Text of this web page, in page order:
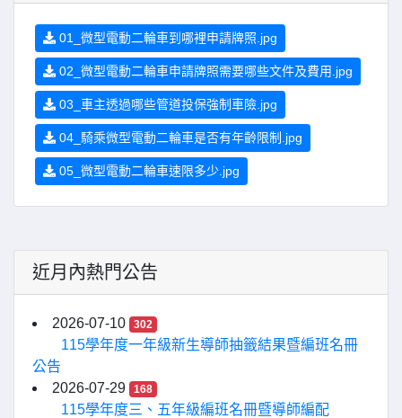
01_微型電動二輪車到哪裡申請牌照.jpg
02_微型電動二輪車申請牌照需要哪些文件及費用.jpg
03_車主透過哪些管道投保強制車險.jpg
04_騎乘微型電動二輪車是否有年齡限制.jpg
05_微型電動二輪車速限多少.jpg
近月內熱門公告
2026-07-10 302
115學年度一年級新生導師抽籤結果暨編班名冊
公告
2026-07-29
168
115學年度三、五年級編班名冊暨導師編配